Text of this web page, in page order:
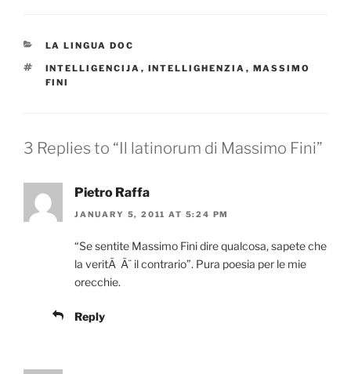
CATEGORIES
LA LINGUA DOC
TAGS
INTELLIGENCIJA , INTELLIGHENZIA , MASSIMO
FINI
3 Replies to “Il latinorum di Massimo Fini”
Pietro Raffa
JANUARY 5, 2011 AT 5:24 PM
“Se sentite Massimo Fini dire qualcosa, sapete che
la veritÃ Ã¨ il contrario”. Pura poesia per le mie
orecchie.
Reply